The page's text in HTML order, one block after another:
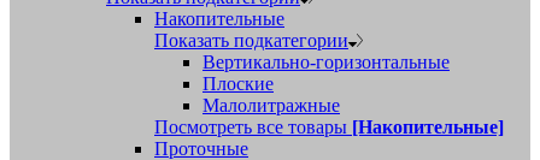
Накопительные
Показать подкатегории
Вертикально-горизонтальные
Плоские
Малолитражные
Посмотреть все товары [Накопительные]
Проточные